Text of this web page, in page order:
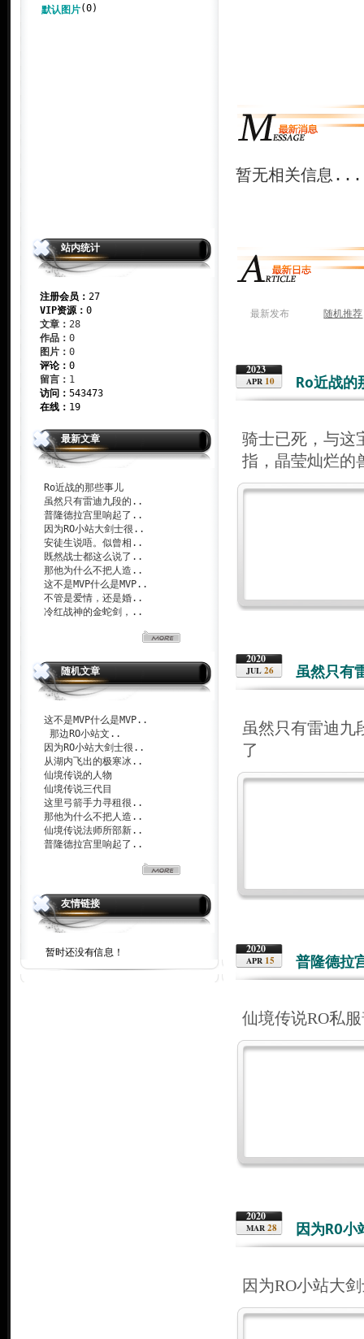
默认图片(0)
站内统计
注册会员： 27
VIP资源： 0
文章： 28
作品： 0
图片： 0
评论： 0
留言： 1
访问： 543473
在线： 19
最新文章
Ro近战的那些事儿
虽然只有雷迪九段的..
普隆德拉宫里响起了..
因为RO小站大剑士很..
安徒生说唔。似曾相..
既然战士都这么说了..
那他为什么不把人造..
这不是MVP什么是MVP..
不管是爱情，还是婚..
冷红战神的金蛇剑，..
随机文章
这不是MVP什么是MVP..
那边RO小站文..
因为RO小站大剑士很..
从湖内飞出的极寒冰..
仙境传说的人物
仙境传说三代目
这里弓箭手力寻租很..
那他为什么不把人造..
仙境传说法师所部新..
普隆德拉宫里响起了..
友情链接
暂时还没有信息！
暂无相关信息...
最新发布 随机推荐
2023
APR 10 Ro近战的
骑士已死，与这
指，晶莹灿烂的
2020
JUL 26 虽然只有
虽然只有雷迪九
了
2020
APR 15 普隆德拉
仙境传说RO私
2020
MAR 28 因为RO
因为RO小站大